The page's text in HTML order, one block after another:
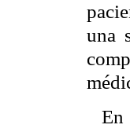
una
En